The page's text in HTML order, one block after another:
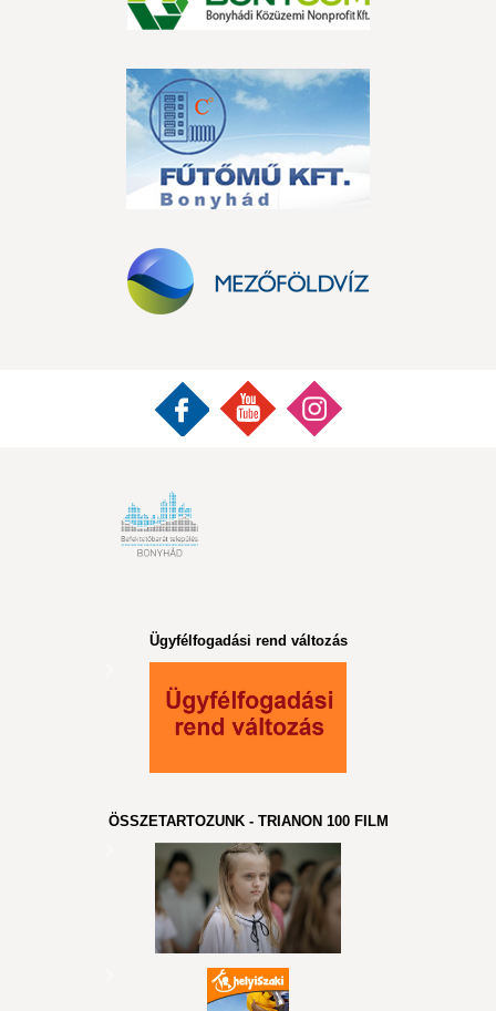
Ügyfélfogadási rend változás
ÖSSZETARTOZUNK - TRIANON 100 FILM